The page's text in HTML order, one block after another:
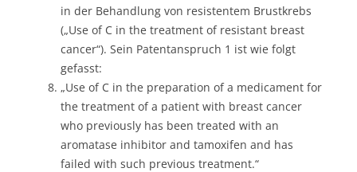
in der Behandlung von resistentem Brustkrebs
(„Use of C in the treatment of resistant breast
cancer“). Sein Patentanspruch 1 ist wie folgt
gefasst:
„Use of C in the preparation of a medicament for
the treatment of a patient with breast cancer
who previously has been treated with an
aromatase inhibitor and tamoxifen and has
failed with such previous treatment.“